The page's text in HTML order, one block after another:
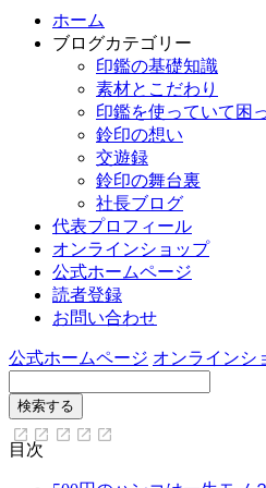
ホーム
ブログカテゴリー
印鑑の基礎知識
素材とこだわり
印鑑を使っていて困
鈴印の想い
交遊録
鈴印の舞台裏
社長ブログ
代表プロフィール
オンラインショップ
公式ホームページ
読者登録
お問い合わせ
公式ホームページ オンラインシ
目次